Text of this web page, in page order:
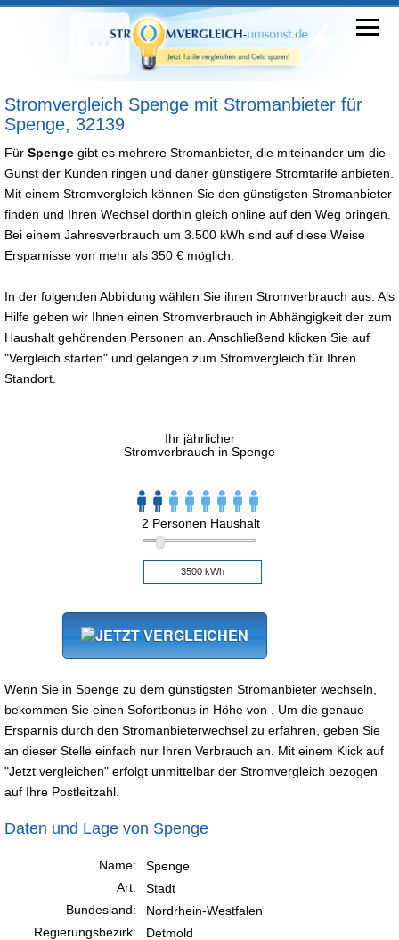
Stromvergleich Spenge mit Stromanbieter für
Spenge, 32139
Für Spenge gibt es mehrere Stromanbieter, die miteinander um die
Gunst der Kunden ringen und daher günstigere Stromtarife anbieten.
Mit einem Stromvergleich können Sie den günstigsten Stromanbieter
finden und Ihren Wechsel dorthin gleich online auf den Weg bringen.
Bei einem Jahresverbrauch um 3.500 kWh sind auf diese Weise
Ersparnisse von mehr als 350 € möglich.
In der folgenden Abbildung wählen Sie ihren Stromverbrauch aus. Als
Hilfe geben wir Ihnen einen Stromverbrauch in Abhängigkeit der zum
Haushalt gehörenden Personen an. Anschließend klicken Sie auf
"Vergleich starten" und gelangen zum Stromvergleich für Ihren
Standort.
Ihr jährlicher
Stromverbrauch in Spenge
2 Personen Haushalt
Wenn Sie in Spenge zu dem günstigsten Stromanbieter wechseln,
bekommen Sie einen Sofortbonus in Höhe von . Um die genaue
Ersparnis durch den Stromanbieterwechsel zu erfahren, geben Sie
an dieser Stelle einfach nur Ihren Verbrauch an. Mit einem Klick auf
"Jetzt vergleichen" erfolgt unmittelbar der Stromvergleich bezogen
auf Ihre Postleitzahl.
Daten und Lage von Spenge
Name:
Spenge
Art:
Stadt
Bundesland:
Nordrhein-Westfalen
Regierungsbezirk:
Detmold